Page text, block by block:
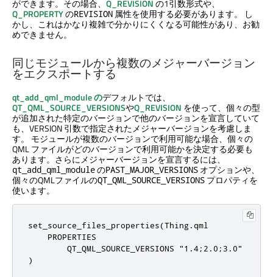
ができます。その場合、 Q_REVISIONの1引数形式や、
Q_PROPERTYのREVISION 属性を使用する必要があります。 し
かし、これはかなり複雑で分かりにくくなる可能性があり、お勧
めできません。
同じモジュールから複数のメジャーバージョン
をエクスポートする
qt_add_qml_module のデフォルトでは、
QT_QML_SOURCE_VERSIONSやQ_REVISION を使って、個々の型
が追加された特定のバージョンで他のバージョンを宣言していて
も、VERSION 引数で指定されたメジャーバージョンを考慮しま
す。 モジュールが複数のバージョンで利用可能な場合、個々の
QML ファイルがどのバージョンで利用可能かを決定する必要も
あります。さらにメジャーバージョンを宣言するには、
qt_add_qml_moduleのPAST_MAJOR_VERSIONS オプションや、
個々のQMLファイルのQT_QML_SOURCE_VERSIONS プロパティを
使います。
set_source_files_properties(Thing.qml
    PROPERTIES
        QT_QML_SOURCE_VERSIONS "1.4;2.0;3.0"
)